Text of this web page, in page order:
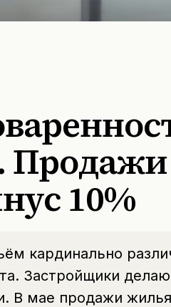
Продажи
10%
кардинально
Застройщики
В мае продажи